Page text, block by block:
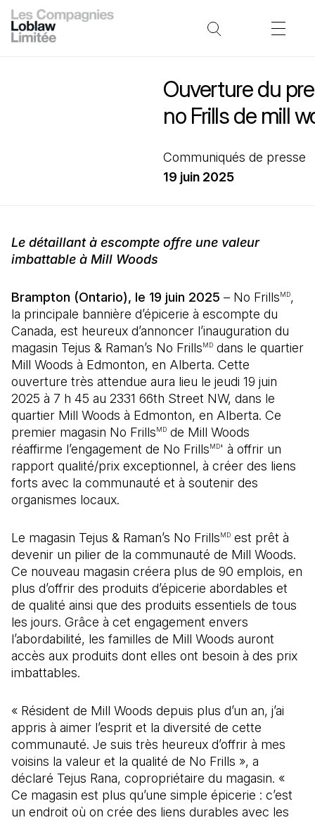
Ouverture du
no Frills de mill
Communiqués de presse
19 juin 2025
Le détaillant à escompte offre une valeur
imbattable à Mill Woods
Brampton (Ontario), le 19 juin 2025 – No FrillsMD,
la principale bannière d’épicerie à escompte du
Canada, est heureux d’annoncer l’inauguration du
magasin Tejus & Raman’s No FrillsMD dans le quartier
Mill Woods à Edmonton, en Alberta. Cette
ouverture très attendue aura lieu le jeudi 19 juin
2025 à 7 h 45 au 2331 66th Street NW, dans le
quartier Mill Woods à Edmonton, en Alberta. Ce
premier magasin No FrillsMD de Mill Woods
réaffirme l’engagement de No FrillsMD' à offrir un
rapport qualité/prix exceptionnel, à créer des liens
forts avec la communauté et à soutenir des
organismes locaux.
Le magasin Tejus & Raman’s No FrillsMD est prêt à
devenir un pilier de la communauté de Mill Woods.
Ce nouveau magasin créera plus de 90 emplois, en
plus d’offrir des produits d’épicerie abordables et
de qualité ainsi que des produits essentiels de tous
les jours. Grâce à cet engagement envers
l’abordabilité, les familles de Mill Woods auront
accès aux produits dont elles ont besoin à des prix
imbattables.
« Résident de Mill Woods depuis plus d’un an, j’ai
appris à aimer l’esprit et la diversité de cette
communauté. Je suis très heureux d’offrir à mes
voisins la valeur et la qualité de No Frills », a
déclaré Tejus Rana, copropriétaire du magasin. «
Ce magasin est plus qu’une simple épicerie : c’est
un endroit où on crée des liens durables avec les